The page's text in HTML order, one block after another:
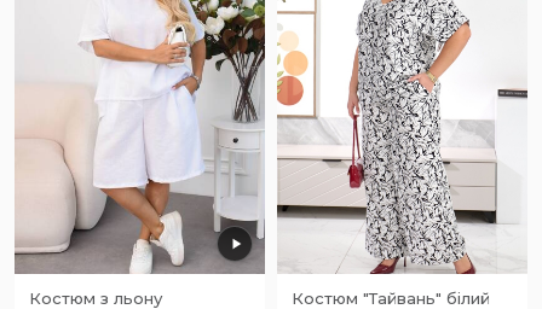
Костюм з льону
Костюм "Тайвань" білий